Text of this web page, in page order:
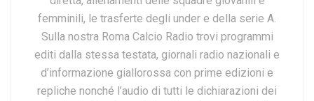
femminili, le trasferte degli under e della serie A.
Sulla nostra Roma Calcio Radio trovi programmi
editi dalla stessa testata, giornali radio nazionali e
d’informazione giallorossa con prime edizioni e
repliche nonché l’audio di tutti le dichiarazioni dei